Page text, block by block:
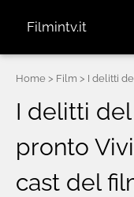
Filmintv.it
Home > Film > I delitti
I delitti
pronto
cast del